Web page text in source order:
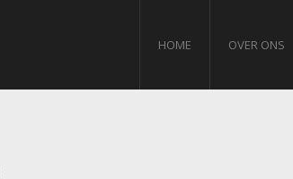
HOME OVER ONS